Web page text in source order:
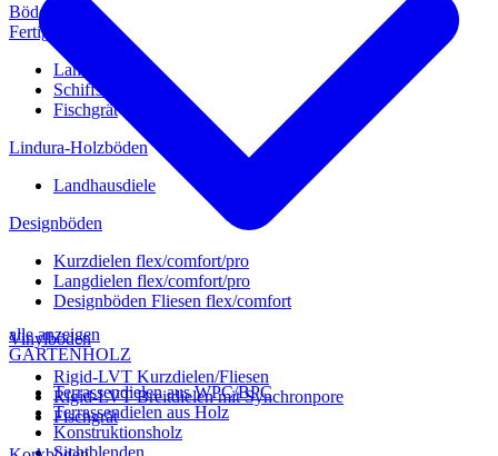
alle anzeigen
GARTENHOLZ
Terrassendielen aus WPC/BPC
Terrassendielen aus Holz
Konstruktionsholz
Sichtblenden
Böden
Fertigparkett
Landhausdiele
Schiffsboden
Fischgrät
Lindura-Holzböden
Landhausdiele
Designböden
Kurzdielen flex/comfort/pro
Langdielen flex/comfort/pro
Designböden Fliesen flex/comfort
Vinylböden
Rigid-LVT Kurzdielen/Fliesen
Rigid-LVT Breitdielen mit Synchronpore
Fischgrät